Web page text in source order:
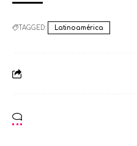
TAGGED: Latinoamérica